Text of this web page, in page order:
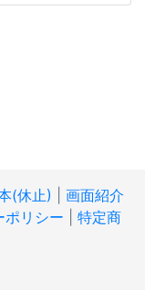
(休止)
画面紹介
ポリシー
特定商